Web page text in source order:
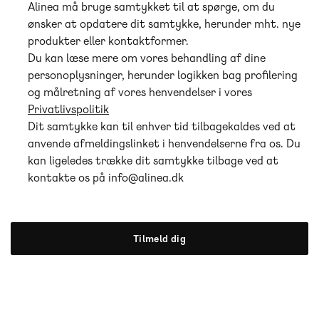
Alinea må bruge samtykket til at spørge, om du
ønsker at opdatere dit samtykke, herunder mht. nye
produkter eller kontaktformer.
Du kan læse mere om vores behandling af dine
personoplysninger, herunder logikken bag profilering
og målretning af vores henvendelser i vores
Privatlivspolitik
Dit samtykke kan til enhver tid tilbagekaldes ved at
anvende afmeldingslinket i henvendelserne fra os. Du
kan ligeledes trække dit samtykke tilbage ved at
kontakte os på info@alinea.dk